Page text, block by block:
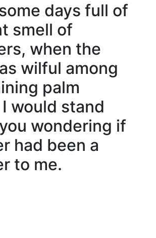
days full of
smell of
when the
wilful among
palm
would stand
wondering if
had been a
to me.